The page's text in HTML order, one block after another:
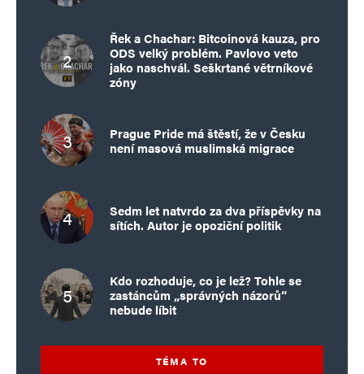
Řek a Chachar: Bitcoinová kauza, pro
ODS velký problém. Pavlovo veto
jako naschvál. Seškrtané větrníkové
zóny
Prague Pride má štěstí, že v Česku
není masová muslimská migrace
Sedm let natvrdo za dva příspěvky na
sítích. Autor je opoziční politik
Kdo rozhoduje, co je lež? Tohle se
zastáncům „správných názorů“
nebude líbit
TÉMA TO